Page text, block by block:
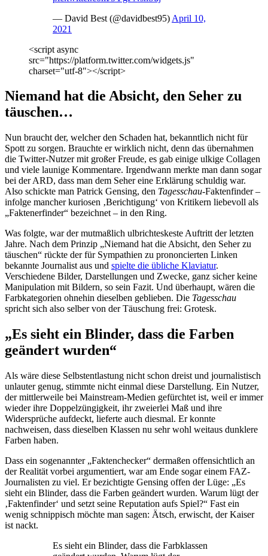
— David Best (@davidbest95) April 10,
2021
<script async
src="https://platform.twitter.com/widgets.js"
charset="utf-8"></script>
Niemand hat die Absicht, den Seher zu
täuschen…
Nun braucht der, welcher den Schaden hat, bekanntlich nicht für
Spott zu sorgen. Brauchte er wirklich nicht, denn das übernahmen
die Twitter-Nutzer mit großer Freude, es gab einige ulkige Collagen
und viele launige Kommentare. Irgendwann merkte man dann sogar
bei der ARD, dass man dem Seher eine Erklärung schuldig war.
Also schickte man Patrick Gensing, den Tagesschau-Faktenfinder –
infolge mancher kuriosen ‚Berichtigung‘ von Kritikern liebevoll als
„Faktenerfinder“ bezeichnet – in den Ring.
Was folgte, war der mutmaßlich ulbrichteskeste Auftritt der letzten
Jahre. Nach dem Prinzip „Niemand hat die Absicht, den Seher zu
täuschen“ rückte der für Sympathien zu prononcierten Linken
bekannte Journalist aus und spielte die übliche Klaviatur.
Verschiedene Bilder, Darstellungen und Zwecke, ganz sicher keine
Manipulation mit Bildern, so sein Fazit. Und überhaupt, wären die
Farbkategorien ohnehin dieselben geblieben. Die Tagesschau
spricht sich also selber von der Täuschung frei: Grotesk.
„Es sieht ein Blinder, dass die Farben
geändert wurden“
Als wäre diese Selbstentlastung nicht schon dreist und journalistisch
unlauter genug, stimmte nicht einmal diese Darstellung. Ein Nutzer,
der mittlerweile bei Mainstream-Medien gefürchtet ist, weil er immer
wieder ihre Doppelzüngigkeit, ihr zweierlei Maß und ihre
Widersprüche aufdeckt, lieferte auch diesmal. Er konnte
nachweisen, dass dieselben Klassen nu sehr wohl weitaus dunklere
Farben haben.
Dass ein sogenannter „Faktenchecker“ dermaßen offensichtlich an
der Realität vorbei argumentiert, war am Ende sogar einem FAZ-
Journalisten zu viel. Er bezichtigte Gensing offen der Lüge: „Es
sieht ein Blinder, dass die Farben geändert wurden. Warum lügt der
‚Faktenfinder‘ und setzt seine Reputation aufs Spiel?“ Fast ein
wenig schnippisch möchte man sagen: Ätsch, erwischt, der Kaiser
ist nackt.
Es sieht ein Blinder, dass die Farbklassen